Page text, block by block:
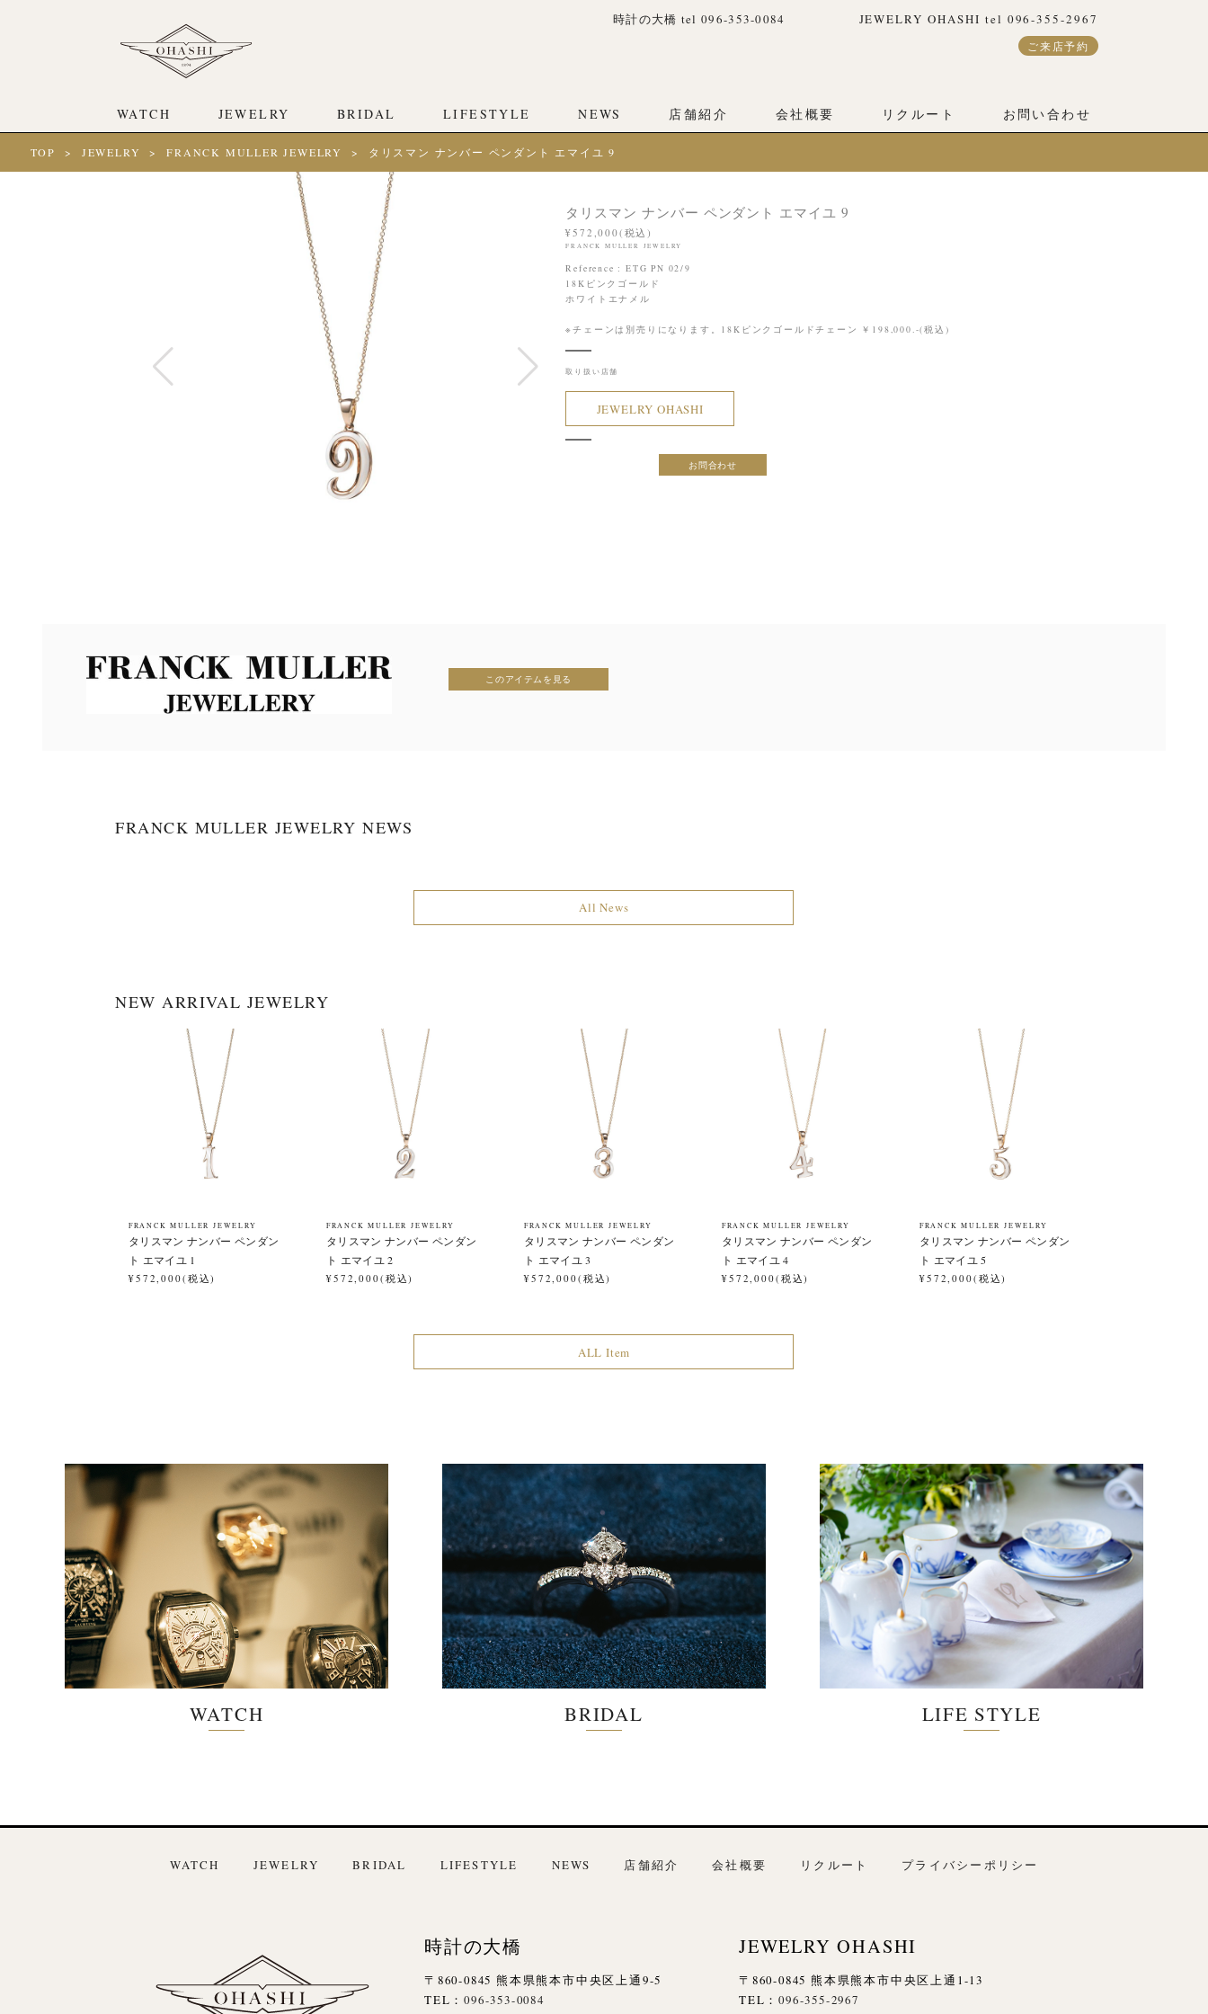
時計の大橋 tel 096-353-0084 JEWELRY OHASHI tel 096-355-2967
ご来店予約
WATCH JEWELRY BRIDAL LIFESTYLE NEWS 店舗紹介 会社概要 リクルート お問い合わせ
TOP JEWELRY FRANCK MULLER JEWELRY タリスマン ナンバー ペンダント エマイユ 9
タリスマン ナンバー ペンダント エマイユ 9
¥572,000(税込)
FRANCK MULLER JEWELRY
Reference : ETG PN 02/9
18Kピンクゴールド
ホワイトエナメル
※チェーンは別売りになります。18Kピンクゴールドチェーン ￥198,000.-(税込)
取り扱い店舗
JEWELRY OHASHI
お問合わせ
このアイテムを見る
FRANCK MULLER JEWELRY NEWS
All News
NEW ARRIVAL JEWELRY
FRANCK MULLER JEWELRY
タリスマン ナンバー ペンダン
ト エマイユ 1
¥572,000(税込)
FRANCK MULLER JEWELRY
タリスマン ナンバー ペンダン
ト エマイユ 2
¥572,000(税込)
FRANCK MULLER JEWELRY
タリスマン ナンバー ペンダン
ト エマイユ 3
¥572,000(税込)
FRANCK MULLER JEWELRY
タリスマン ナンバー ペンダン
ト エマイユ 4
¥572,000(税込)
FRANCK MULLER JEWELRY
タリスマン ナンバー ペンダン
ト エマイユ 5
¥572,000(税込)
ALL Item
WATCH BRIDAL LIFE STYLE
WATCH JEWELRY BRIDAL LIFESTYLE NEWS 店舗紹介 会社概要 リクルート プライバシーポリシー
時計の大橋
〒860-0845 熊本県熊本市中央区上通9-5
TEL：096-353-0084
JEWELRY OHASHI
〒860-0845 熊本県熊本市中央区上通1-13
TEL：096-355-2967